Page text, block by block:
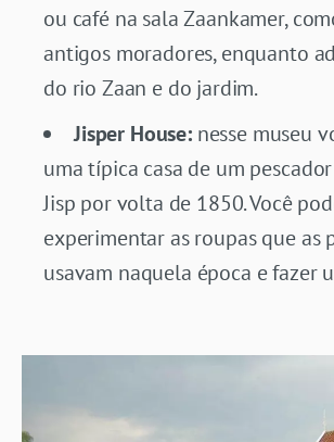
ou café na sala Zaankamer,
antigos moradores, enquanto
do rio Zaan e do jardim.
Jisper House:nesse museu
uma típica casa de um
Jisp por volta de 1850. Você
experimentar as roupas que as
usavam naquela época e fazer